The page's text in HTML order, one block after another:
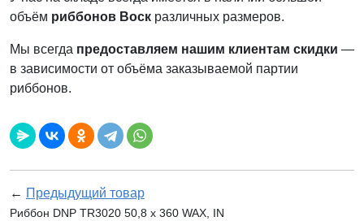
объём риббонов Воск различных размеров.
Мы всегда предоставляем нашим клиентам скидки —
в зависимости от объёма заказываемой партии
риббонов.
← Предыдущий товар
Риббон DNP TR3020 50,8 х 360 WAX, IN